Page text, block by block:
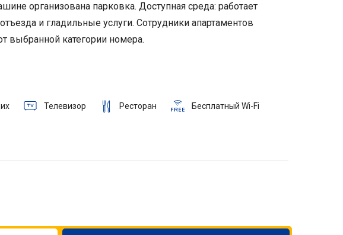
организована парковка. Доступная среда: работает
и гладильные услуги. Сотрудники апартаментов
выбранной категории номера.
Телевизор Ресторан Бесплатный Wi-Fi